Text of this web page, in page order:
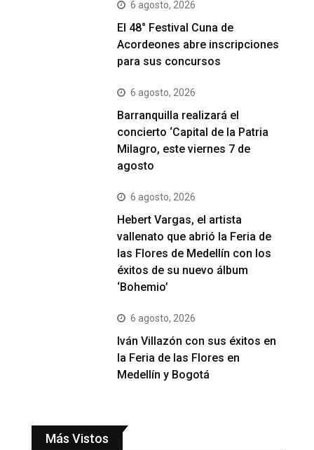
6 agosto, 2026
El 48° Festival Cuna de
Acordeones abre inscripciones
para sus concursos
6 agosto, 2026
Barranquilla realizará el
concierto ‘Capital de la Patria
Milagro, este viernes 7 de
agosto
6 agosto, 2026
Hebert Vargas, el artista
vallenato que abrió la Feria de
las Flores de Medellín con los
éxitos de su nuevo álbum
‘Bohemio’
6 agosto, 2026
Iván Villazón con sus éxitos en
la Feria de las Flores en
Medellín y Bogotá
Más Vistos